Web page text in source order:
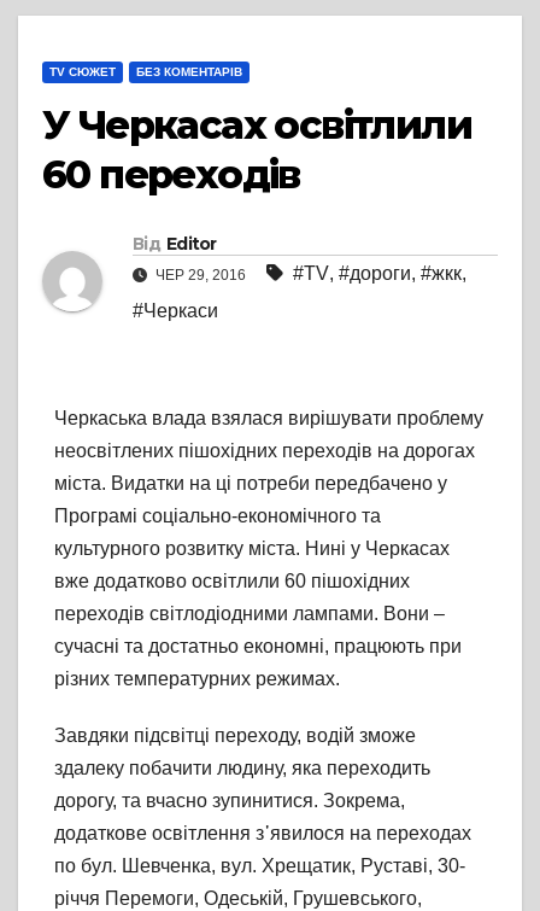
TV СЮЖЕТ БЕЗ КОМЕНТАРІВ
У Черкасах освітлили
60 переходів
Від Editor
ЧЕР 29, 2016 #TV, #дороги, #жкк,
#Черкаси
Черкаська влада взялася вирішувати проблему
неосвітлених пішохідних переходів на дорогах
міста. Видатки на ці потреби передбачено у
Програмі соціально-економічного та
культурного розвитку міста. Нині у Черкасах
вже додатково освітлили 60 пішохідних
переходів світлодіодними лампами. Вони –
сучасні та достатньо економні, працюють при
різних температурних режимах.
Завдяки підсвітці переходу, водій зможе
здалеку побачити людину, яка переходить
дорогу, та вчасно зупинитися. Зокрема,
додаткове освітлення з᾽явилося на переходах
по бул. Шевченка, вул. Хрещатик, Руставі, 30-
річчя Перемоги, Одеській, Грушевського,